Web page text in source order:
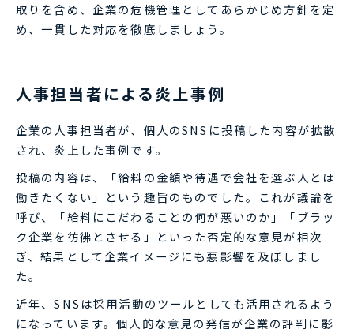
取りを含め、企業の危機管理としてあらかじめ方針を定
め、一貫した対応を徹底しましょう。
人事担当者による炎上事例
企業の人事担当者が、個人のSNSに投稿した内容が拡散
され、炎上した事例です。
投稿の内容は、「給料の金額や待遇で会社を選ぶ人とは
働きたくない」という趣旨のものでした。これが議論を
呼び、「給料にこだわることの何が悪いのか」「ブラッ
ク企業を彷彿とさせる」といった否定的な意見が相次
ぎ、結果として企業イメージにも悪影響を及ぼしまし
た。
近年、SNSは採用活動のツールとしても活用されるよう
になっています。個人的な意見の発信が企業の評判に影